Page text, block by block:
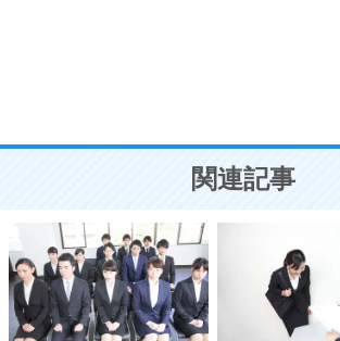
ことが大切。
関連記事